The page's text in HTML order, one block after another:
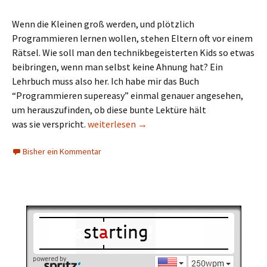
Wenn die Kleinen groß werden, und plötzlich
Programmieren lernen wollen, stehen Eltern oft vor einem
Rätsel. Wie soll man den technikbegeisterten Kids so etwas
beibringen, wenn man selbst keine Ahnung hat? Ein
Lehrbuch muss also her. Ich habe mir das Buch
“Programmieren supereasy” einmal genauer angesehen,
um herauszufinden, ob diese bunte Lektüre hält
was sie verspricht. Programmieren Supereasy
weiterlesen →
Bisher ein Kommentar